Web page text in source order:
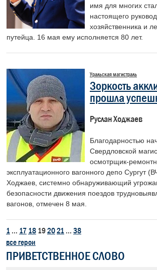
имя для многих
настоящего
хозяйственника и
путейца. 16 мая ему исполняется 80 лет.
Уральская магистраль
Зоркость
прошла
Руслан Ходжаев
Благодарностью
Свердловской
осмотрщик-
эксплуатационного вагонного депо Сургут
Ходжаев, системно обнаруживающий
безопасности движения поездов
вагонов, отмечен 8 мая.
1 ... 17 18 192021 ... 38
все герои
ПРИВЕТСТВЕННОЕ СЛОВО